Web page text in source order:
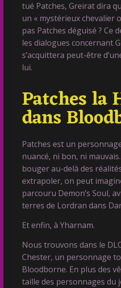
tué Patches, Greirat dira
un « mystérieux chevalier
pas Patches déguisé ? Ce
les dialogues concernant
s’acquittera peut-être
lui.
Patches la
dans
Patches est un
nuancé, ni bon, ni
bouger au-delà des
extrapoler, on peut
parcouru Demon’s Soul,
terres de Lordran dans
Et enfin, à Yharnam.
Nous trouvons dans le
Chester, un personnage
Bloodborne. En plus des
taille des personnages du